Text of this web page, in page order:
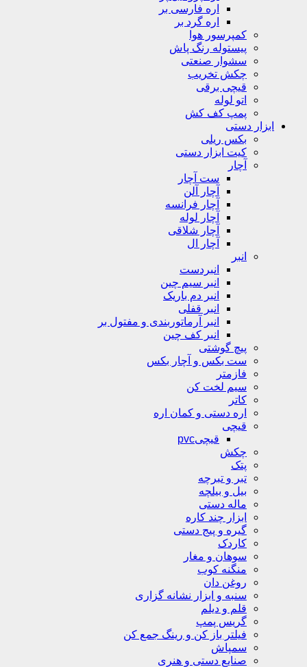
اره فارسی بر
اره گرد بر
کمپرسور هوا
پیستوله رنگ پاش
سشوار صنعتی
چکش تخریب
قیچی برقی
اتو لوله
پمپ کف کش
ابزار دستی
بکس ریلی
کیت ابزار دستی
آچار
ست آچار
آچار آلن
آچار فرانسه
آچار لوله
آچار شلاقی
آچار ال
انبر
انبردست
انبر سیم چین
انبر دم باریک
انبر قفلی
انبر آرماتوربندی و مفتول بر
انبر کف چین
پیچ گوشتی
ست بکس و آچار بکس
فازمتر
سیم لخت کن
کاتر
اره دستی و کمان اره
قیچی
قیچیpvc
چکش
پتک
تبر و تبرچه
بیل و بیلچه
ماله دستی
ابزار چند کاره
گیره و پیج دستی
کاردک
سوهان و مغار
منگنه کوب
روغن دان
سنبه و ابزار نشانه گزاری
قلم و دیلم
گریس پمپ
فیلتر باز کن و رینگ جمع کن
سمپاش
صنایع دستی و هنری